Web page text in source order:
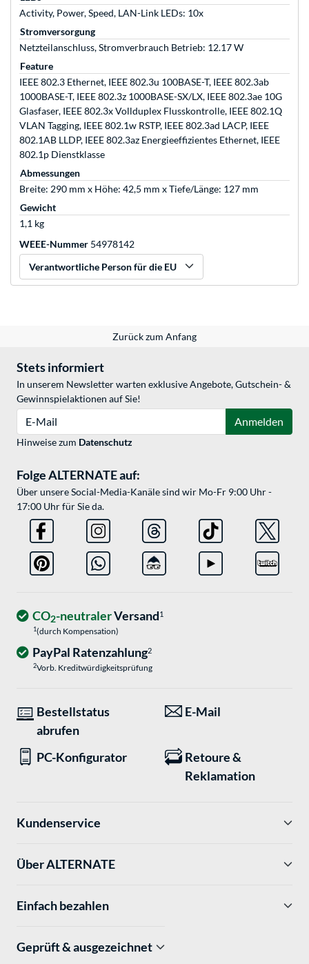
Activity, Power, Speed, LAN-Link LEDs: 10x
Stromversorgung
Netzteilanschluss, Stromverbrauch Betrieb: 12.17 W
Feature
IEEE 802.3 Ethernet, IEEE 802.3u 100BASE-T, IEEE 802.3ab
1000BASE-T, IEEE 802.3z 1000BASE-SX/LX, IEEE 802.3ae 10G
Glasfaser, IEEE 802.3x Vollduplex Flusskontrolle, IEEE 802.1Q
VLAN Tagging, IEEE 802.1w RSTP, IEEE 802.3ad LACP, IEEE
802.1AB LLDP, IEEE 802.3az Energieeffizientes Ethernet, IEEE
802.1p Dienstklasse
Abmessungen
Breite: 290 mm x Höhe: 42,5 mm x Tiefe/Länge: 127 mm
Gewicht
1,1 kg
WEEE-Nummer 54978142
Verantwortliche Person für die EU
Zurück zum Anfang
Stets informiert
In unserem Newsletter warten exklusive Angebote, Gutschein- &
Gewinnspielaktionen auf Sie!
Anmelden
Hinweise zum Datenschutz
Folge ALTERNATE auf:
Über unsere Social-Media-Kanäle sind wir Mo-Fr 9:00 Uhr -
17:00 Uhr für Sie da.
CO2-neutralerVersand1
1(durch Kompensation)
PayPal Ratenzahlung2
2Vorb. Kreditwürdigkeitsprüfung
Bestellstatus
abrufen
E-Mail
PC-Konfigurator
Retoure &
Reklamation
Kundenservice
Über ALTERNATE
Einfach bezahlen
Geprüft & ausgezeichnet